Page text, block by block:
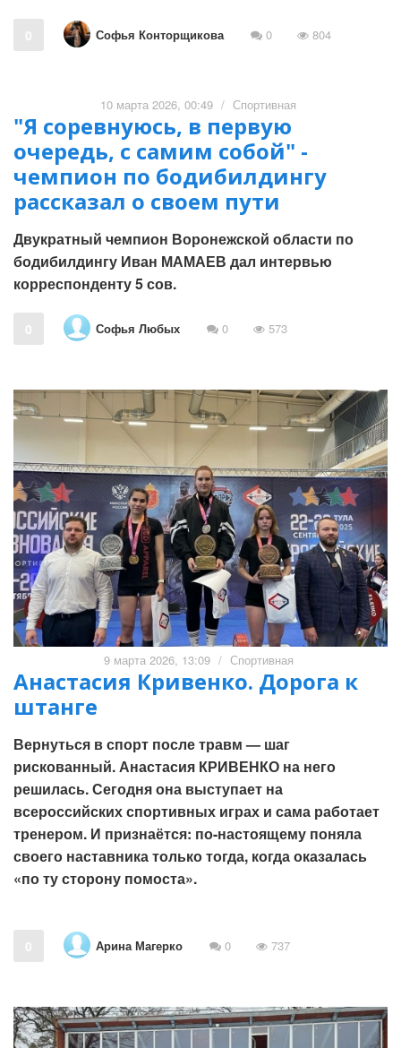
0 Софья Конторщикова 0 804
10 марта 2026, 00:49 / Спортивная
"Я соревнуюсь, в первую
очередь, с самим собой" -
чемпион по бодибилдингу
рассказал о своем пути
Двукратный чемпион Воронежской области по
бодибилдингу Иван МАМАЕВ дал интервью
корреспонденту 5 сов.
0 Софья Любых 0 573
9 марта 2026, 13:09 / Спортивная
Анастасия Кривенко. Дорога к
штанге
Вернуться в спорт после травм — шаг
рискованный. Анастасия КРИВЕНКО на него
решилась. Сегодня она выступает на
всероссийских спортивных играх и сама работает
тренером. И признаётся: по-настоящему поняла
своего наставника только тогда, когда оказалась
«по ту сторону помоста».
0 Арина Магерко 0 737